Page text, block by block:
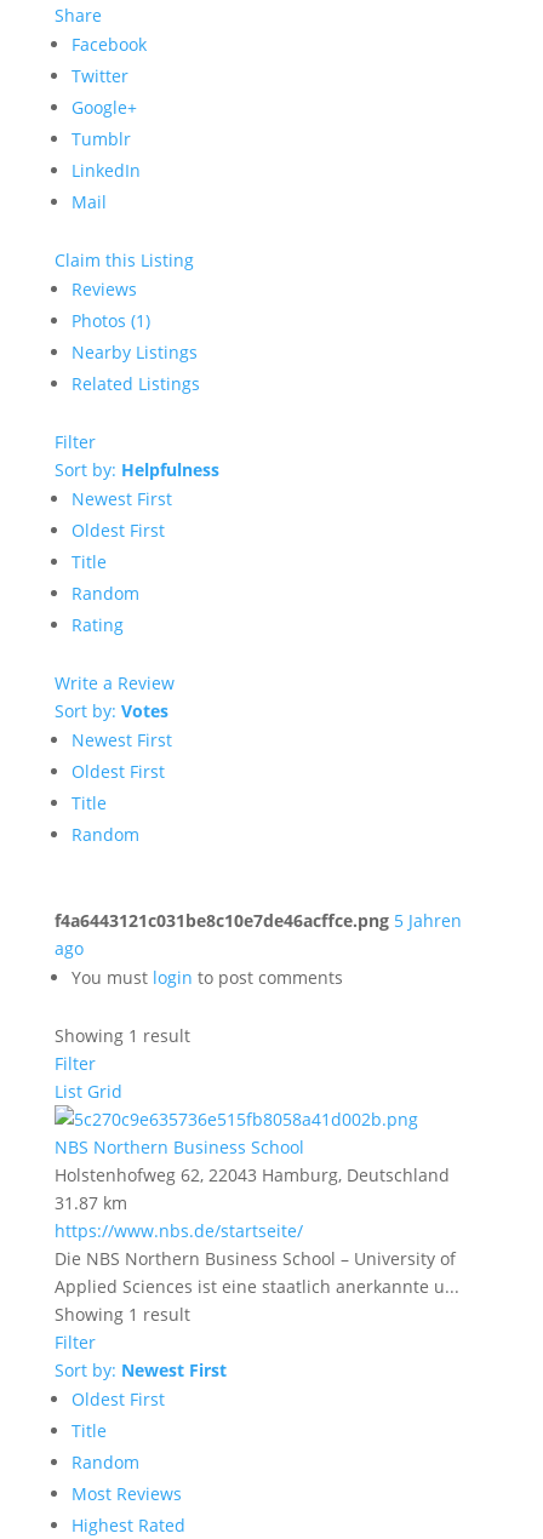
Share
Facebook
Twitter
Google+
Tumblr
LinkedIn
Mail
Claim this Listing
Reviews
Photos (1)
Nearby Listings
Related Listings
Filter
Sort by: Helpfulness
Newest First
Oldest First
Title
Random
Rating
Write a Review
Sort by: Votes
Newest First
Oldest First
Title
Random
f4a6443121c031be8c10e7de46acffce.png 5 Jahren
ago
You must login to post comments
Showing 1 result
Filter
List Grid
NBS Northern Business School
Holstenhofweg 62, 22043 Hamburg, Deutschland
31.87 km
https://www.nbs.de/startseite/
Die NBS Northern Business School – University of
Applied Sciences ist eine staatlich anerkannte u...
Showing 1 result
Filter
Sort by: Newest First
Oldest First
Title
Random
Most Reviews
Highest Rated